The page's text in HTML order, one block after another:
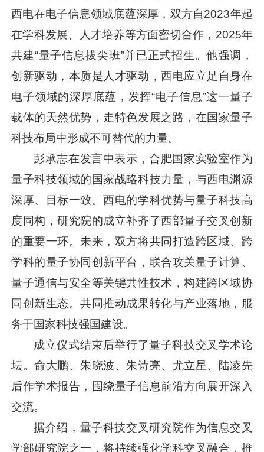
西电在电子信息领域底蕴深厚，双方自2023年起
在学科发展、人才培养等方面密切合作，2025年
共建“量子信息拔尖班”并已正式招生。他强调，
创新驱动，本质是人才驱动，西电应立足自身在
电子领域的深厚底蕴，发挥“电子信息”这一量子
载体的天然优势，走特色发展之路，在国家量子
科技布局中形成不可替代的力量。
彭承志在发言中表示，合肥国家实验室作为
量子科技领域的国家战略科技力量，与西电渊源
深厚、目标一致。西电的学科优势与量子科技高
度同构，研究院的成立补齐了西部量子交叉创新
的重要一环。未来，双方将共同打造跨区域、跨
学科的量子协同创新平台，联合攻关量子计算、
量子通信与安全等关键共性技术，构建跨区域协
同创新生态。共同推动成果转化与产业落地，服
务于国家科技强国建设。
成立仪式结束后举行了量子科技交叉学术论
坛。俞大鹏、朱晓波、朱诗亮、尤立星、陆凌先
后作学术报告，围绕量子信息前沿方向展开深入
交流。
据介绍，量子科技交叉研究院作为信息交叉
学部研究院之一，将持续强化学科交叉融合，推